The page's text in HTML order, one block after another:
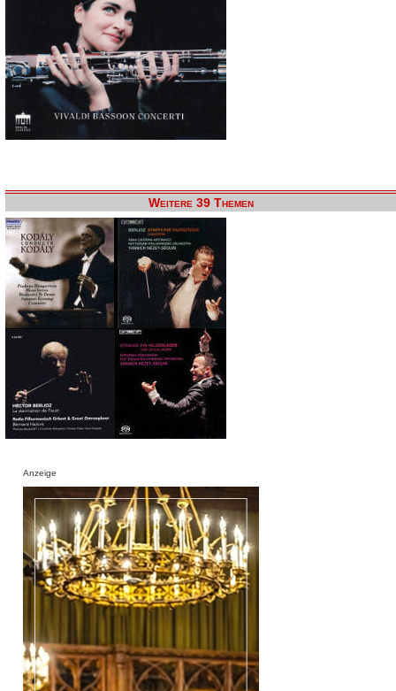
Weitere 39 Themen
Anzeige